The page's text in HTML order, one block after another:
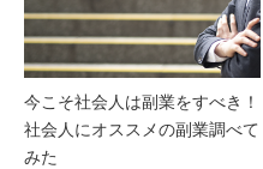
今こそ社会人は副業をすべき！
社会人にオススメの副業調べて
みた